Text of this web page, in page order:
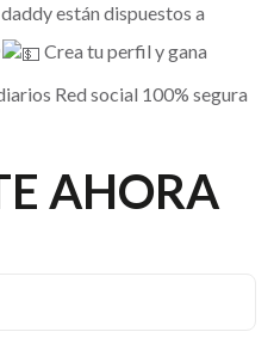
están dispuestos a
Crea tu perfil y gana
Red social 100% segura
AHORA